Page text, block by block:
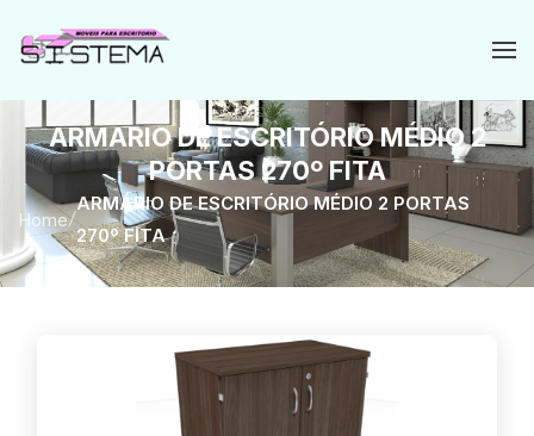
ARMÁRIO DE ESCRITÓRIO MÉDIO 2
PORTAS 270º FITA
Home/
ARMÁRIO DE ESCRITÓRIO MÉDIO 2 PORTAS
270º FITA